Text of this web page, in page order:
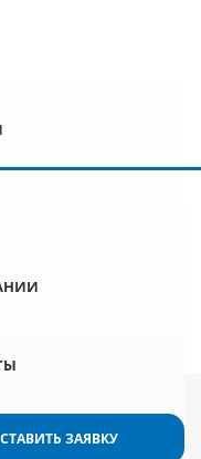
ЗАЯВКУ